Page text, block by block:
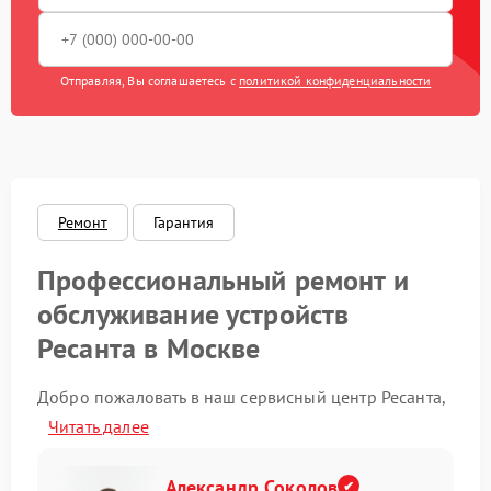
Ремонт редуктора
Замена катушки
зажигания
Замена маховика
колесном диске
1000 рублей
Ремонт
электропроводки
Замена ремней 1100 рублей
Отправляя, Вы соглашаетесь с политикой конфиденциальности
Ремонт Гарантия
Профессиональный ремонт и
обслуживание устройств
Ресанта в Москве
Добро пожаловать в наш сервисный центр Ресанта,
специализирующийся на ремонте и обслуживании
оборудования этого бренда. Мы предлагаем
источников бесперебойного питания (ИБП) и
Читать далее